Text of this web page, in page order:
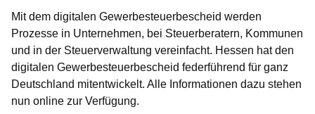
Mit dem digitalen Gewerbesteuerbescheid werden
Prozesse in Unternehmen, bei Steuerberatern, Kommunen
und in der Steuerverwaltung vereinfacht. Hessen hat den
digitalen Gewerbesteuerbescheid federführend für ganz
Deutschland mitentwickelt. Alle Informationen dazu stehen
nun online zur Verfügung.